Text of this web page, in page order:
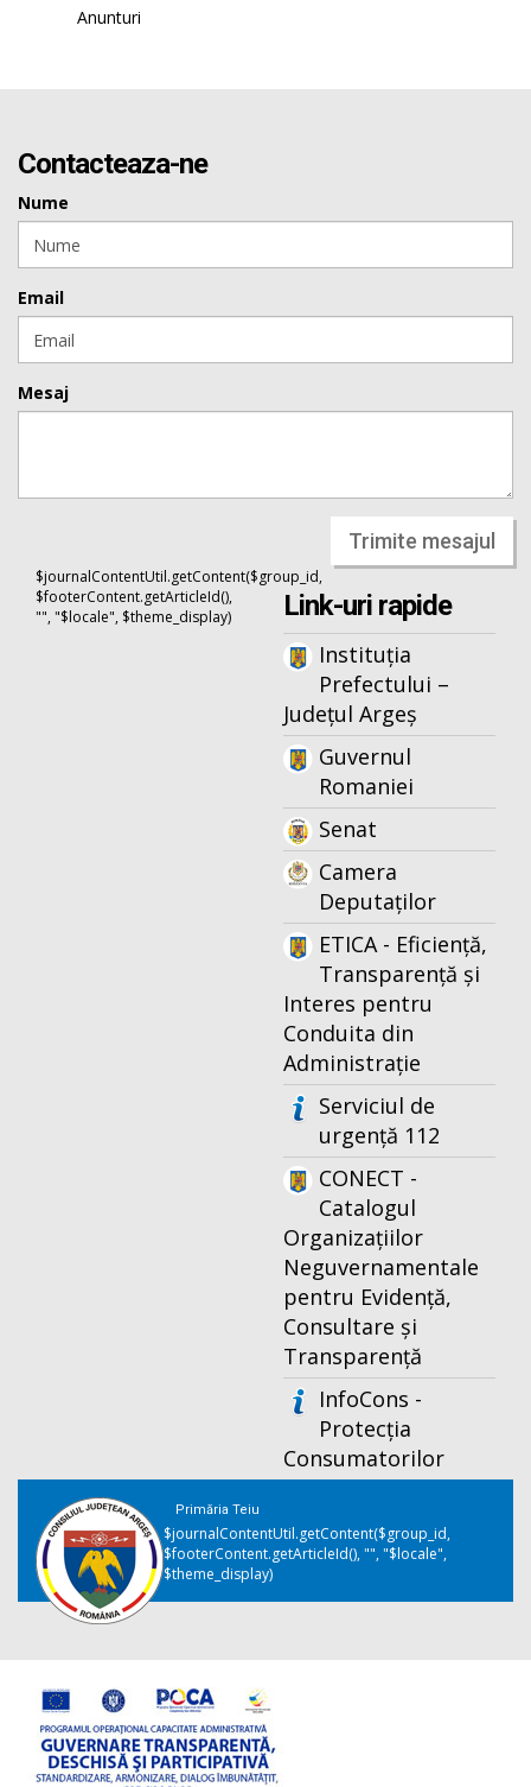
Anunturi
Contacteaza-ne
Nume
Email
Mesaj
Trimite mesajul
$journalContentUtil.getContent($group_id,
$footerContent.getArticleId(),
"", "$locale", $theme_display)
Link-uri rapide
Instituția
Prefectului –
Județul Argeș
Guvernul
Romaniei
Senat
Camera
Deputaților
ETICA - Eficiență,
Transparență și
Interes pentru
Conduita din
Administrație
Serviciul de
urgență 112
CONECT -
Catalogul
Organizațiilor
Neguvernamentale
pentru Evidență,
Consultare și
Transparență
InfoCons -
Protecția
Consumatorilor
Primăria Teiu
$journalContentUtil.getContent($group_id,
$footerContent.getArticleId(), "", "$locale",
$theme_display)